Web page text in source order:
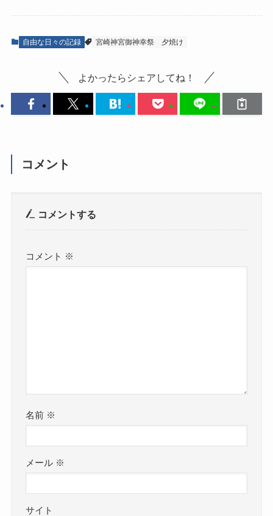
自由な日々の記録 宮崎神宮御神幸祭 夕焼け
よかったらシェアしてね！
コメント
コメントする
コメント ※
名前 ※
メール ※
サイト